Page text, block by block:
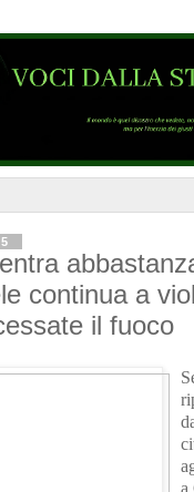
continua a
il fuoco